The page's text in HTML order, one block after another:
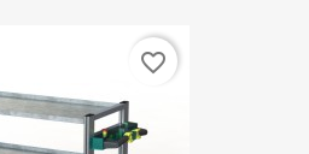
favorite_border